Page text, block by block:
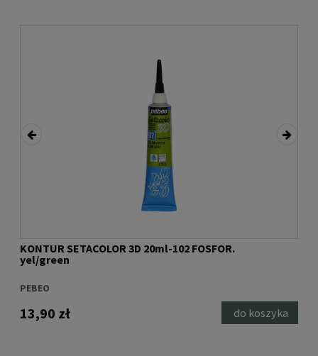
KONTUR SETACOLOR 3D 20ml-102 FOSFOR.
yel/green
PEBEO
13,90 zł do koszyka